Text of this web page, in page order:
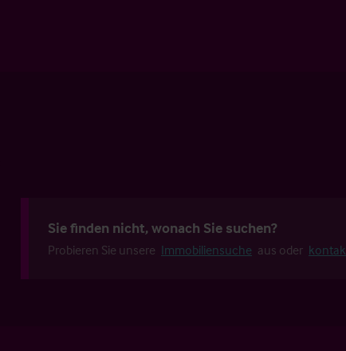
Sie finden nicht, wonach Sie suchen?
Probieren Sie unsere Immobiliensuche aus oder